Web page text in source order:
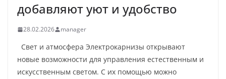
добавляют уют и удобство
28.02.2026 manager
Свет и атмосфера Электрокарнизы открывают
новые возможности для управления естественным и
искусственным светом. С их помощью можно